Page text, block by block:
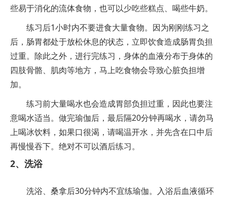
些易于消化的流体食物，也可以少吃些糕点、喝些牛奶。
练习后1小时内不要进食大量食物。因为刚刚练习之
后，肠胃都处于放松休息的状态，立即饮食造成肠胃负担
过重。除此之外，进行完练习，身体的血液分布于身体的
四肢骨骼、肌肉等地方，马上吃食物会导致心脏负担增
加。
练习前大量喝水也会造成胃部负担过重，因此也要注
意喝水适当。做完瑜伽后，最后隔20分钟再喝水，请勿马
上喝冰饮料，如果口很渴，请喝温开水，并先含在口中后
再慢慢吞下。绝对不可以酒后练习。
2、洗浴
洗浴、桑拿后30分钟内不宜练瑜伽。入浴后血液循环